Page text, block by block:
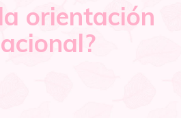
orientación